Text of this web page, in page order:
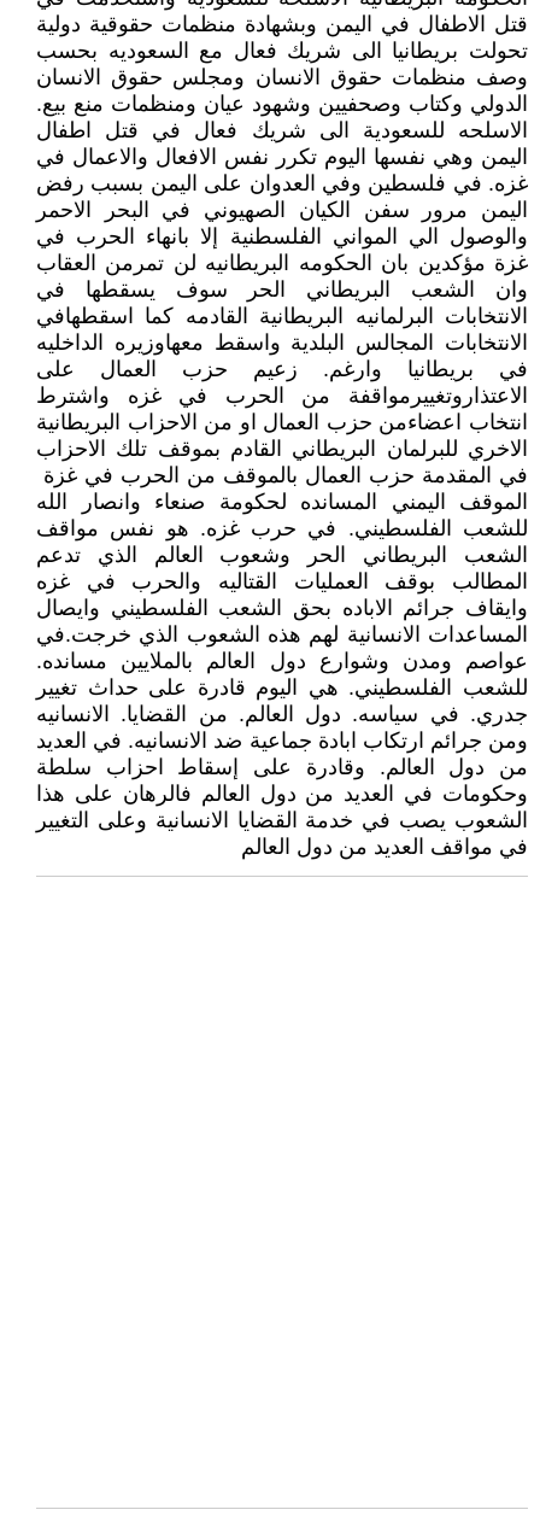
قتل الاطفال في اليمن وبشهادة منظمات حقوقية دولية
تحولت بريطانيا الى شريك فعال مع السعوديه بحسب
وصف منظمات حقوق الانسان ومجلس حقوق الانسان
الدولي وكتاب وصحفيين وشهود عيان ومنظمات منع بيع.
الاسلحه للسعودية الى شريك فعال في قتل اطفال
اليمن وهي نفسها اليوم تكرر نفس الافعال والاعمال في
غزه. في فلسطين وفي العدوان على اليمن بسبب رفض
اليمن مرور سفن الكيان الصهيوني في البحر الاحمر
والوصول الي المواني الفلسطنية إلا بانهاء الحرب في
غزة مؤكدين بان الحكومه البريطانيه لن تمرمن العقاب
وان الشعب البريطاني الحر سوف يسقطها في
الانتخابات البرلمانيه البريطانية القادمه كما اسقطهافي
الانتخابات المجالس البلدية واسقط معهاوزيره الداخليه
في بريطانيا وارغم. زعيم حزب العمال على
الاعتذاروتغييرمواقفة من الحرب في غزه واشترط
انتخاب اعضاءمن حزب العمال او من الاحزاب البريطانية
الاخري للبرلمان البريطاني القادم بموقف تلك الاحزاب
في المقدمة حزب العمال بالموقف من الحرب في غزة ‏
الموقف اليمني المسانده لحكومة صنعاء وانصار الله
للشعب الفلسطيني. في حرب غزه. هو نفس مواقف
الشعب البريطاني الحر وشعوب العالم الذي تدعم
المطالب بوقف العمليات القتاليه والحرب في غزه
وايقاف جرائم الاباده بحق الشعب الفلسطيني وايصال
المساعدات الانسانية لهم هذه الشعوب الذي خرجت.في
عواصم ومدن وشوارع دول العالم بالملايين مسانده.
للشعب الفلسطيني. هي اليوم قادرة على حداث تغيير
جدري. في سياسه. دول العالم. من القضايا. الانسانيه
ومن جرائم ارتكاب ابادة جماعية ضد الانسانيه. في العديد
من دول العالم. وقادرة على إسقاط احزاب سلطة
وحكومات في العديد من دول العالم فالرهان على هذا
الشعوب يصب في خدمة القضايا الانسانية وعلى التغيير
في مواقف العديد من دول العالم